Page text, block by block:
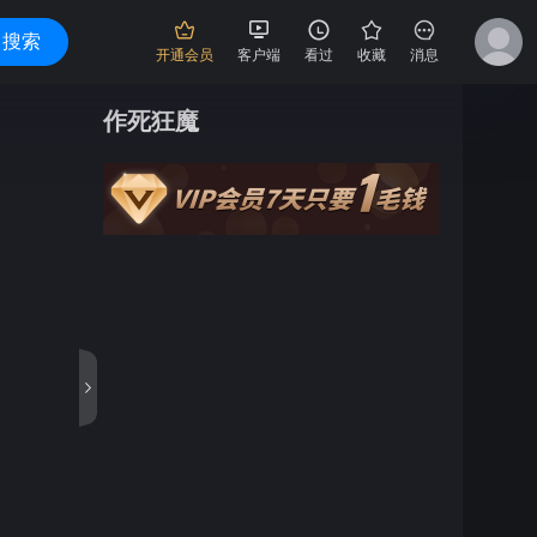
搜索
开通会员 客户端 看过 收藏 消息
作死狂魔